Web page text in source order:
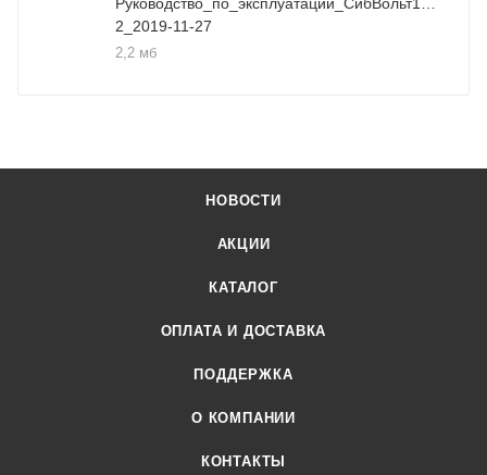
2_2019-11-27
2,2 мб
НОВОСТИ
АКЦИИ
КАТАЛОГ
ОПЛАТА И ДОСТАВКА
ПОДДЕРЖКА
О КОМПАНИИ
КОНТАКТЫ